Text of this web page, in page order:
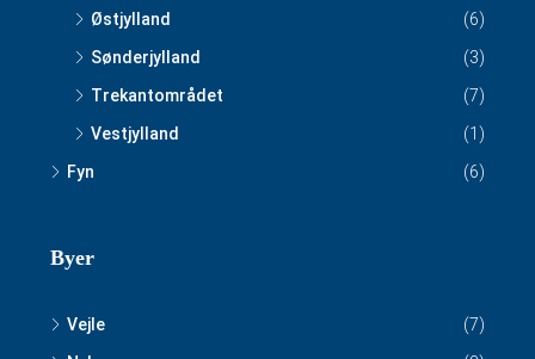
Østjylland
(6)
Sønderjylland
(3)
Trekantområdet
(7)
Vestjylland
(1)
Fyn
(6)
Byer
Vejle
(7)